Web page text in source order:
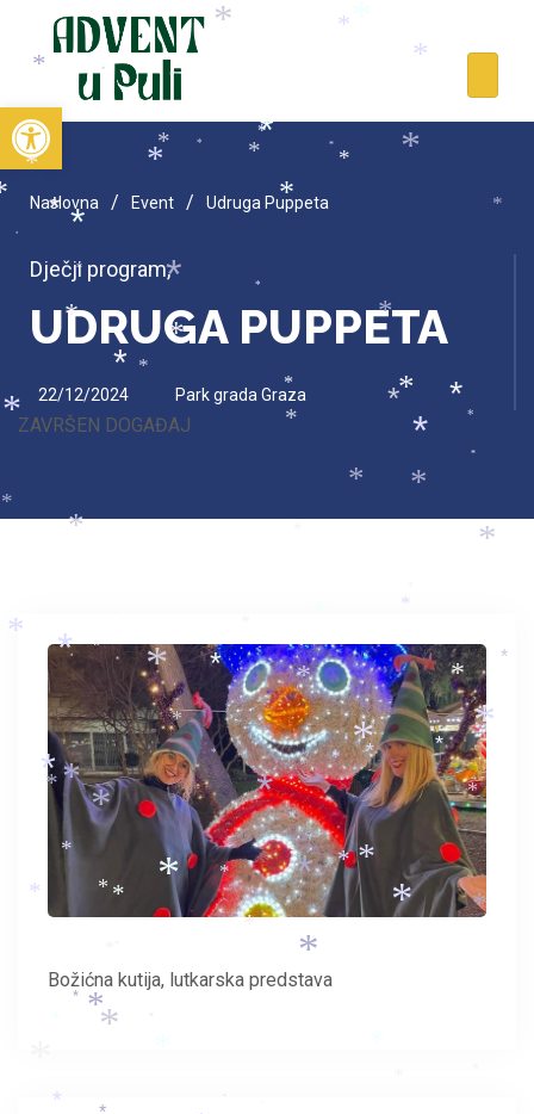
Open toolbar
Naslovna / Event / Udruga Puppeta
Dječji program,
UDRUGA PUPPETA
22/12/2024 Park grada Graza
ZAVRŠEN DOGAĐAJ
Božićna kutija, lutkarska predstava
*
*
*
*
*
*
*
*
*
*
*
*
*
*
*
*
*
*
*
*
*
*
*
* *
*
*
*
*
*
*
*
*
*
*
*
* *
*
*
*
*
*
*
*
*
*
*
*
*
*
*
*
*
*
*
*
*
*
*
*
* *
*
*
*
*
*
*
*
*